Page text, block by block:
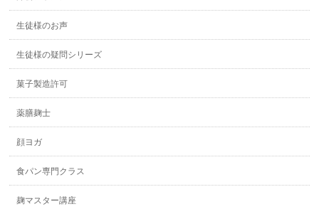
生徒様のお声
生徒様の疑問シリーズ
菓子製造許可
薬膳麹士
顔ヨガ
食パン専門クラス
麹マスター講座